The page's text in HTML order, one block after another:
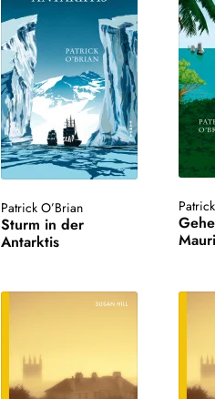
Patrick O’Brian
Sturm in der
Antarktis